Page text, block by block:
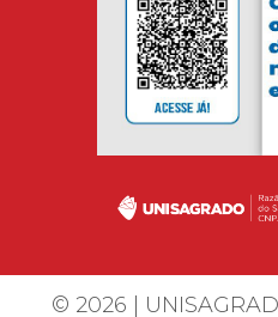
© 2026 |